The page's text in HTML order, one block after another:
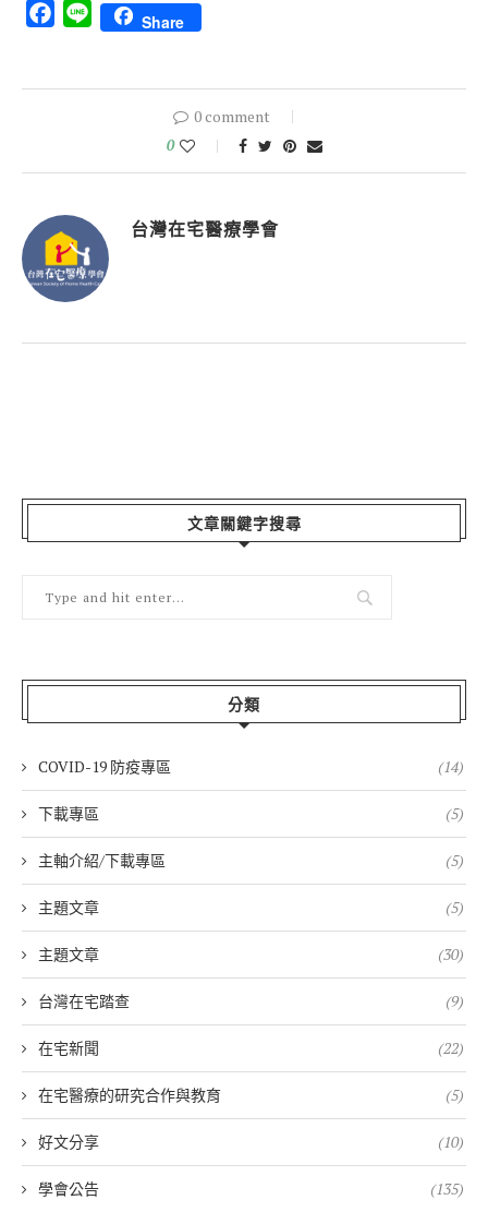
Facebook
Line Share
0 comment
0
台灣在宅醫療學會
文章關鍵字搜尋
分類
COVID-19 防疫專區 (14)
下載專區 (5)
主軸介紹/下載專區 (5)
主題文章 (5)
主題文章 (30)
台灣在宅踏查 (9)
在宅新聞 (22)
在宅醫療的研究合作與教育 (5)
好文分享 (10)
學會公告 (135)